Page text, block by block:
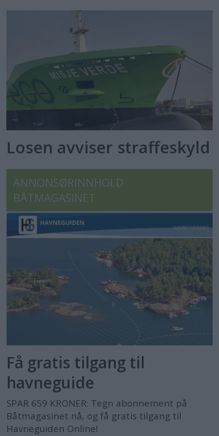
Losen avviser straffeskyld
ANNONSØRINNHOLD
BÅTMAGASINET
Få gratis tilgang til
havneguide
SPAR 659 KRONER: Tegn abonnement på
Båtmagasinet nå, og få gratis tilgang til
Havneguiden Online!